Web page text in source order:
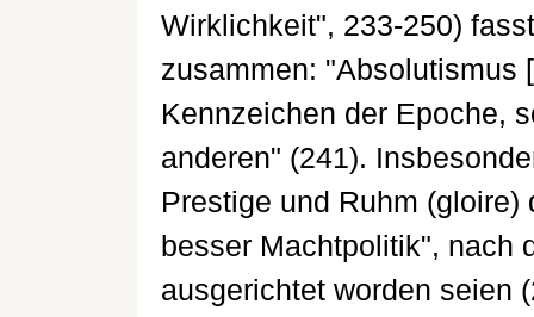
Wirklichkeit", 233-250)
zusammen: "Absolutismus
Kennzeichen der Epoche,
anderen" (241).
Prestige und Ruhm
besser Machtpolitik", nach
ausgerichtet worden seien